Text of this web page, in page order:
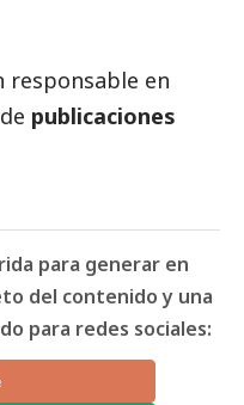
responsable en
publicaciones
para generar en
del contenido y una
para redes sociales: